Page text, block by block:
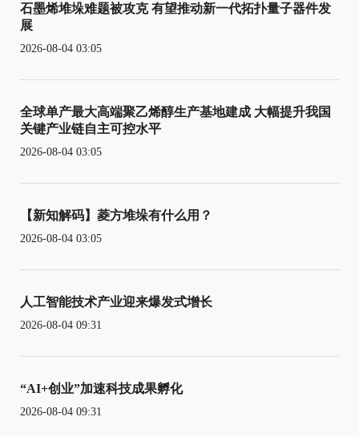
石墨烯堆垛难题被攻克 有望推动新一代拓扑量子器件发
展
2026-08-04 03:05
全球单产最大高端聚乙烯醇生产基地建成 大幅提升我国
关键产业链自主可控水平
2026-08-04 03:05
【新知解码】菱方堆垛有什么用？
2026-08-04 03:05
人工智能技术产业迎来爆发式增长
2026-08-04 09:31
“AI+创业”加速科技成果孵化
2026-08-04 09:31